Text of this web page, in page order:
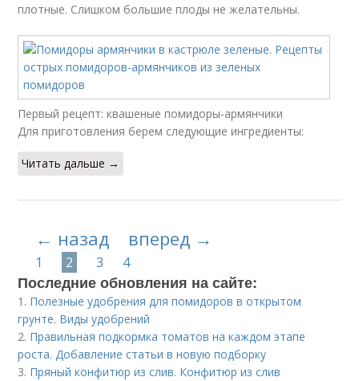
плотные. Слишком большие плоды не желательны.
Первый рецепт: квашеные помидоры-армянчики
Для приготовления берем следующие ингредиенты:
Читать дальше →
← назад вперед →
1 2 3 4
Последние обновления на сайте:
1. Полезные удобрения для помидоров в открытом
грунте. Виды удобрений
2. Правильная подкормка томатов на каждом этапе
роста. Добавление статьи в новую подборку
3. Пряный конфитюр из слив. Конфитюр из слив